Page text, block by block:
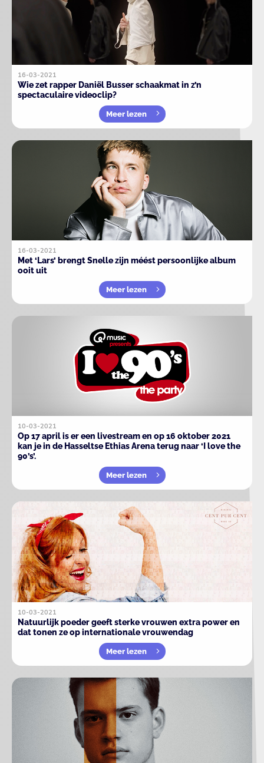
16-03-2021
Wie zet rapper Daniël Busser schaakmat in z’n
spectaculaire videoclip?
Meer lezen
16-03-2021
Met ‘Lars’ brengt Snelle zijn méést persoonlijke album
ooit uit
Meer lezen
10-03-2021
Op 17 april is er een livestream en op 16 oktober 2021
kan je in de Hasseltse Ethias Arena terug naar ‘I love the
90’s’.
Meer lezen
10-03-2021
Natuurlijk poeder geeft sterke vrouwen extra power en
dat tonen ze op internationale vrouwendag
Meer lezen